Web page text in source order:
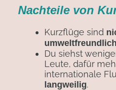
Nachteile von
Kurzflüge sind
umweltfreundlich
Du siehst
Leute, dafür
internationale
langweilig.